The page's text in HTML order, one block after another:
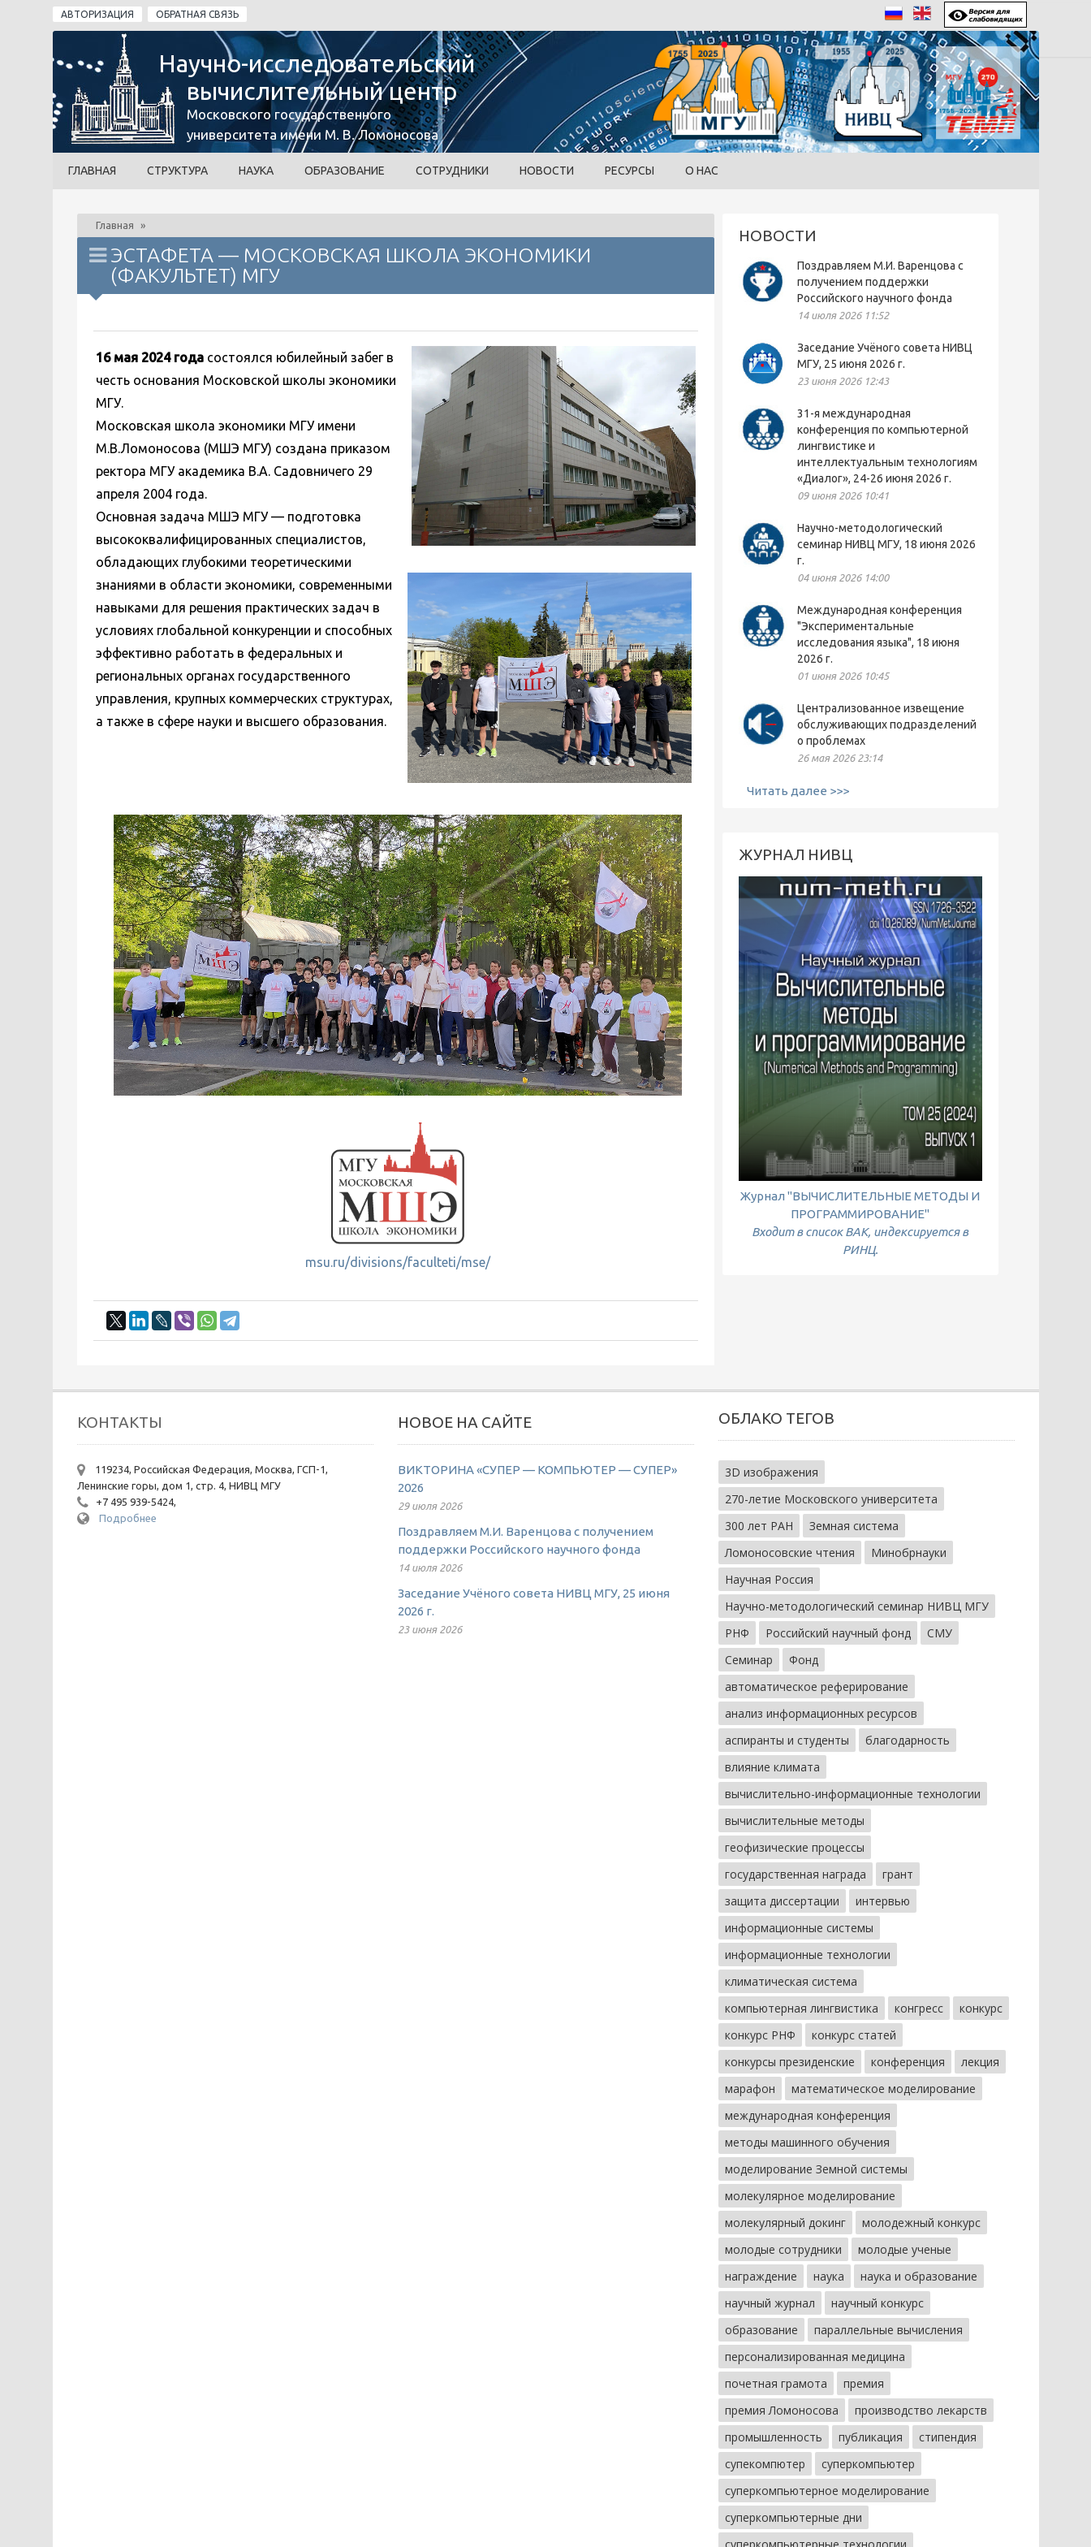
Перейти к основному содержанию
АВТОРИЗАЦИЯ ОБРАТНАЯ СВЯЗЬ
Научно-исследовательский
вычислительный центр
Московского государственного
университета имени М. В. Ломоносова
ГЛАВНАЯ СТРУКТУРА НАУКА ОБРАЗОВАНИЕ СОТРУДНИКИ НОВОСТИ РЕСУРСЫ О НАС
Главная »
ЭСТАФЕТА — МОСКОВСКАЯ ШКОЛА ЭКОНОМИКИ
(ФАКУЛЬТЕТ) МГУ
16 мая 2024 годасостоялся юбилейный забег в
честь основания Московской школы экономики
МГУ.
Московская школа экономики МГУ имени
М.В.Ломоносова (МШЭ МГУ) создана приказом
ректора МГУ академика В.А. Садовничего 29
апреля 2004 года.
Основная задача МШЭ МГУ — подготовка
высококвалифицированных специалистов,
обладающих глубокими теоретическими
знаниями в области экономики, современными
навыками для решения практических задач в
условиях глобальной конкуренции и способных
эффективно работать в федеральных и
региональных органах государственного
управления, крупных коммерческих структурах,
а также в сфере науки и высшего образования.
msu.ru/divisions/faculteti/mse/
НОВОСТИ
Поздравляем М.И. Варенцова с
получением поддержки
Российского научного фонда
14 июля 2026 11:52
Заседание Учёного совета НИВЦ
МГУ, 25 июня 2026 г.
23 июня 2026 12:43
31-я международная
конференция по компьютерной
лингвистике и
интеллектуальным технологиям
«Диалог», 24-26 июня 2026 г.
09 июня 2026 10:41
Научно-методологический
семинар НИВЦ МГУ, 18 июня 2026
г.
04 июня 2026 14:00
Международная конференция
"Экспериментальные
исследования языка", 18 июня
2026 г.
01 июня 2026 10:45
Централизованное извещение
обслуживающих подразделений
о проблемах
26 мая 2026 23:14
Читать далее >>>
ЖУРНАЛ НИВЦ
Журнал "ВЫЧИСЛИТЕЛЬНЫЕ МЕТОДЫ И
ПРОГРАММИРОВАНИЕ"
Входит в список ВАК, индексируется в
РИНЦ.
КОНТАКТЫ
119234, Российская Федерация, Москва, ГСП-1,
Ленинские горы, дом 1, стр. 4, НИВЦ МГУ
+7 495 939-5424,
Подробнее
НОВОЕ НА САЙТЕ
ВИКТОРИНА «СУПЕР — КОМПЬЮТЕР — СУПЕР»
2026
29 июля 2026
Поздравляем М.И. Варенцова с получением
поддержки Российского научного фонда
14 июля 2026
Заседание Учёного совета НИВЦ МГУ, 25 июня
2026 г.
23 июня 2026
ОБЛАКО ТЕГОВ
3D изображения
270-летие Московского университета
300 лет РАН
Земная система
Ломоносовские чтения
Минобрнауки
Научная Россия
Научно-методологический семинар НИВЦ МГУ
РНФ
Российский научный фонд
СМУ
Семинар
Фонд
автоматическое реферирование
анализ информационных ресурсов
аспиранты и студенты
благодарность
влияние климата
вычислительно-информационные технологии
вычислительные методы
геофизические процессы
государственная награда
грант
защита диссертации
интервью
информационные системы
информационные технологии
климатическая система
компьютерная лингвистика
конгресс
конкурс
конкурс РНФ
конкурс статей
конкурсы президенские
конференция
лекция
марафон
математическое моделирование
международная конференция
методы машинного обучения
моделирование Земной системы
молекулярное моделирование
молекулярный докинг
молодежный конкурс
молодые сотрудники
молодые ученые
награждение
наука
наука и образование
научный журнал
научный конкурс
образование
параллельные вычисления
персонализированная медицина
почетная грамота
премия
премия Ломоносова
производство лекарств
промышленность
публикация
стипендия
супекомпютер
суперкомпьютер
суперкомпьютерное моделирование
суперкомпьютерные дни